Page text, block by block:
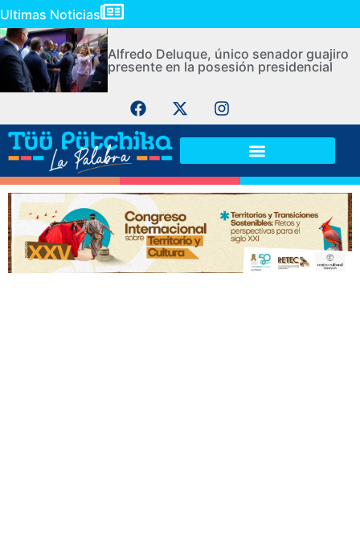
Ultimas Noticias
Alfredo Deluque, único senador guajiro
presente en la posesión presidencial